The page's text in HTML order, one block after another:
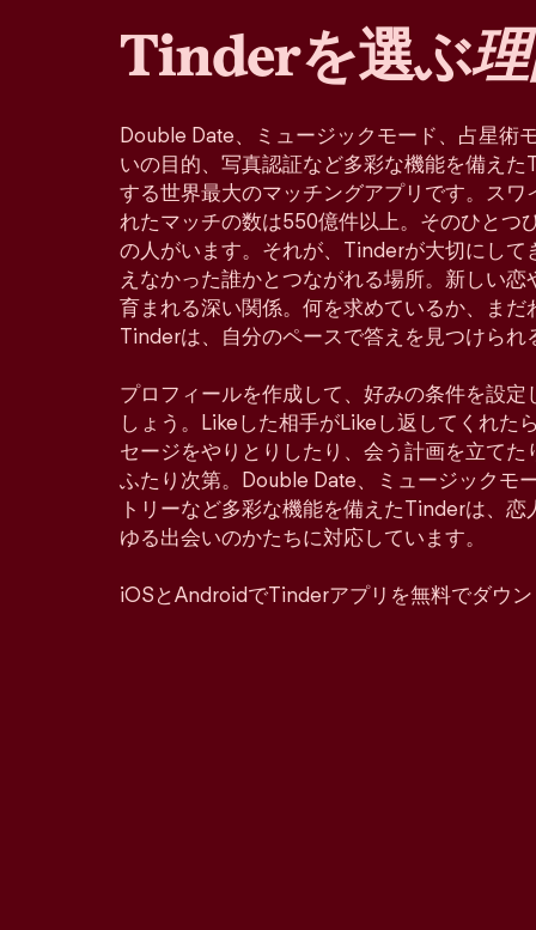
Tinderを選ぶ
Double Date、ミュージックモード、占星術
いの目的、写真認証など多彩な機能を備え
する世界最大のマッチングアプリです。ス
れたマッチの数は550億件以上。そのひとつ
の人がいます。それが、Tinderが大切にして
えなかった誰かとつながれる場所。新しい
育まれる深い関係。何を求めているか、まだ
Tinderは、自分のペースで答えを見つけられ
プロフィールを作成して、好みの条件を設
しょう。Likeした相手がLikeし返してくれた
セージをやりとりしたり、会う計画を立て
ふたり次第。Double Date、ミュージックモ
トリーなど多彩な機能を備えたTinderは、
ゆる出会いのかたちに対応しています。
iOSとAndroidでTinderアプリを無料でダウ